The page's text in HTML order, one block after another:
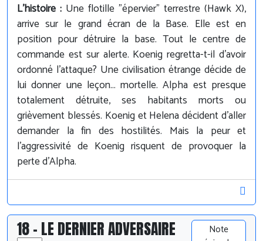
L'histoire : Une flotille "épervier" terrestre (Hawk X),
arrive sur le grand écran de la Base. Elle est en
position pour détruire la base. Tout le centre de
commande est sur alerte. Koenig regretta-t-il d'avoir
ordonné l'attaque? Une civilisation étrange décide de
lui donner une leçon... mortelle. Alpha est presque
totalement détruite, ses habitants morts ou
grièvement blessés. Koenig et Helena décident d'aller
demander la fin des hostilités. Mais la peur et
l'aggressivité de Koenig risquent de provoquer la
perte d'Alpha.
18 - LE DERNIER ADVERSAIRE
Note